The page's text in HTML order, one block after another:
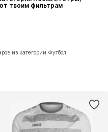
твоим фильтрам
из категории Футбол